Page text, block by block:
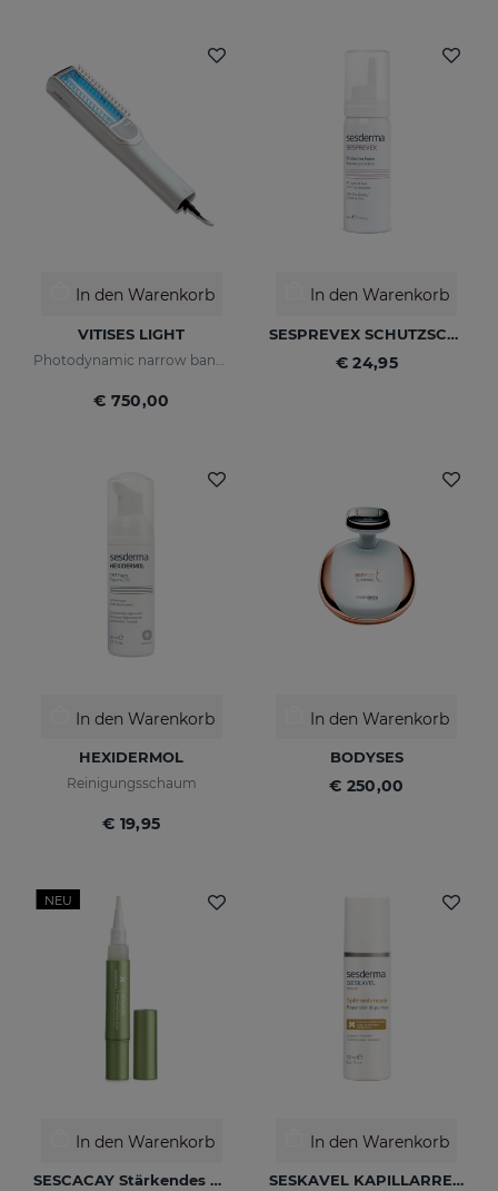
In den Warenkorb
VITISES LIGHT
€ 750,00
In den Warenkorb
SESPREVEX SCHUTZSCHAUM 50 Ml
€ 24,95
In den Warenkorb
HEXIDERMOL
Reinigungsschaum
€ 19,95
In den Warenkorb
BODYSES
€ 250,00
NEU
In den Warenkorb
SESCACAY Stärkendes Nagelserum
In den Warenkorb
SESKAVEL KAPILLARREPARATUR